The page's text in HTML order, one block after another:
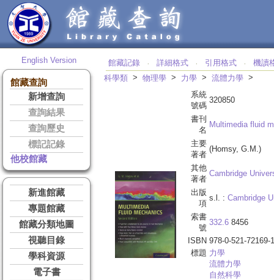
English Version
館藏查詢
新增查詢
查詢結果
查詢歷史
標記記錄
他校館藏
新進館藏
專題館藏
館藏分類地圖
視聽目錄
學科資源
電子書
館藏記錄 ‧ 詳細格式 ‧ 引用格式 ‧
機讀
科學類 > 物理學 > 力學 > 流體力學 >
系統
號碼
320850
書刊
名
Multimedia fluid
主要
著者
(Homsy, G.M.)
其他
著者
Cambridge
出版
項
s.l. : Cambridge
索書
號
332.6 8456
ISBN 978-0-521-72169-1
標題 力學
流體力學
自然科學